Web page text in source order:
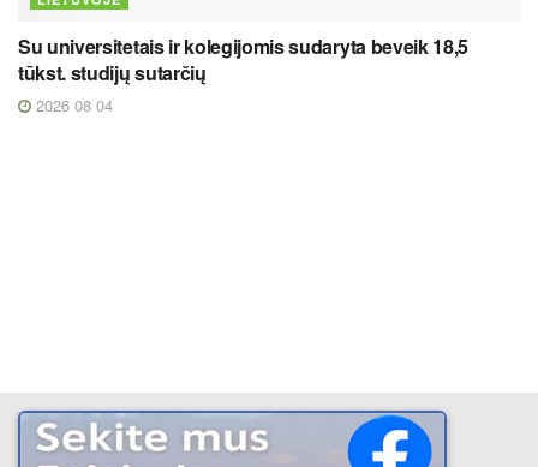
Su universitetais ir kolegijomis sudaryta beveik 18,5
tūkst. studijų sutarčių
2026 08 04